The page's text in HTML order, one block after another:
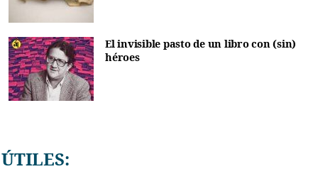
El invisible pasto de un libro con (sin)
héroes
ÚTILES: